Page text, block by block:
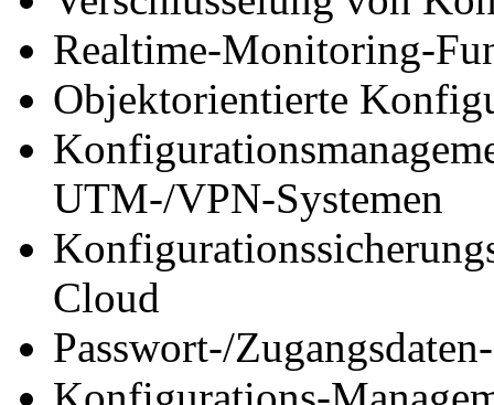
Realtime-Monitoring-
Objektorientierte
UTM-/VPN-Systemen
Cloud
Passwort-/